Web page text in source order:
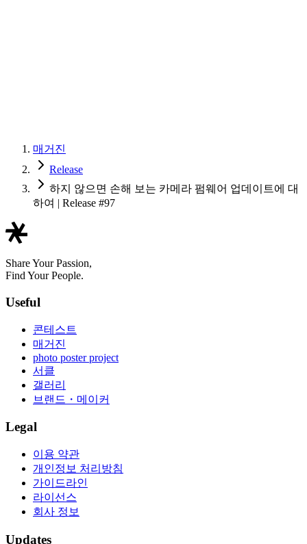
매거진
Release
하지 않으면 손해 보는 카메라 펌웨어 업데이트에 대
하여 | Release #97
Share Your Passion,
Find Your People.
Useful
콘테스트
매거진
photo poster project
서클
갤러리
브랜드・메이커
Legal
이용 약관
개인정보 처리방침
가이드라인
라이선스
회사 정보
Updates